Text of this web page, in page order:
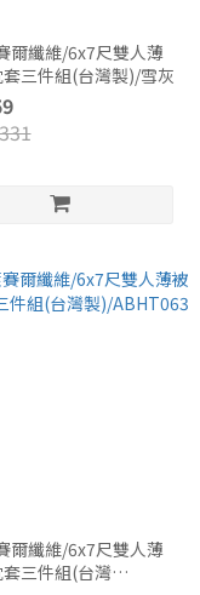
爾纖維/6x7尺雙人薄
三件組(台灣製)/雪灰
爾纖維/6x7尺雙人薄
三件組(台灣